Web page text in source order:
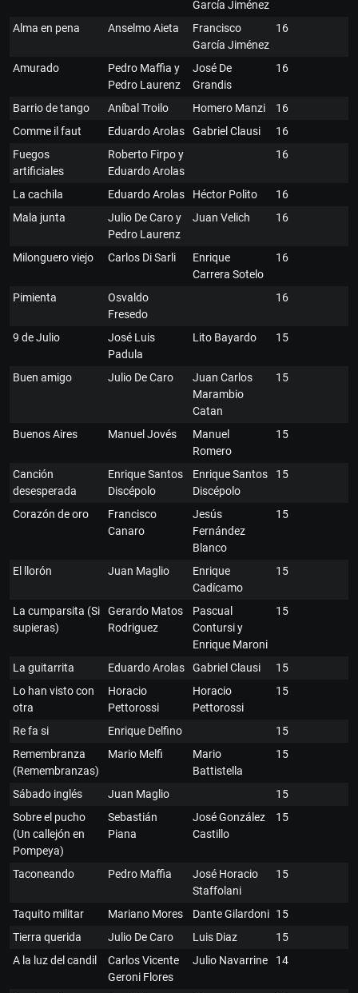
García Jiménez
Alma en pena
Anselmo Aieta
Francisco
García Jiménez
16
Amurado
Pedro Maffia y
Pedro Laurenz
José De
Grandis
16
Barrio de tango Aníbal Troilo Homero Manzi
16
Comme il faut
Eduardo Arolas Gabriel Clausi
16
Fuegos
artificiales
Roberto Firpo y
Eduardo Arolas
16
La cachila Eduardo Arolas Héctor Polito
16
Mala junta
Julio De Caro y
Pedro Laurenz
Juan Velich 16
Milonguero viejo Carlos Di Sarli
Enrique
Carrera Sotelo
16
Pimienta
Osvaldo
Fresedo
16
9 de Julio
José Luis
Padula
Lito Bayardo 15
Buen amigo Julio De Caro
Juan Carlos
Marambio
Catan
15
Buenos Aires Manuel Jovés
Manuel
Romero
15
Canción
desesperada
Enrique Santos
Discépolo
Enrique Santos
Discépolo
15
Corazón de oro
Francisco
Canaro
Jesús
Fernández
Blanco
15
El llorón Juan Maglio
Enrique
Cadícamo
15
La cumparsita (Si
supieras)
Gerardo Matos
Rodriguez
Pascual
Contursi y
Enrique Maroni
15
La guitarrita Eduardo Arolas Gabriel Clausi
15
Lo han visto con
otra
Horacio
Pettorossi
Horacio
Pettorossi
15
Re fa si Enrique Delfino
15
Remembranza
(Remembranzas)
Mario Melfi
Mario
Battistella
15
Sábado inglés Juan Maglio
15
Sobre el pucho
(Un callejón en
Pompeya)
Sebastián
Piana
José González
Castillo
15
Taconeando Pedro Maffia
José Horacio
Staffolani
15
Taquito militar Mariano Mores Dante Gilardoni 15
Tierra querida
Julio De Caro Luis Diaz
15
A la luz del candil
Carlos Vicente
Geroni Flores
Julio Navarrine 14